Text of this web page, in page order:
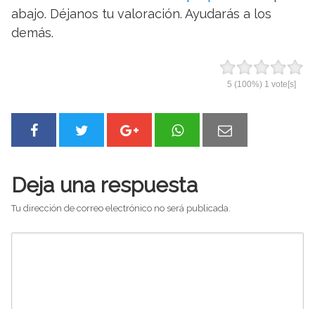
abajo. Déjanos tu valoración. Ayudarás a los
demás.
5 (100%) 1 vote[s]
Deja una respuesta
Tu dirección de correo electrónico no será publicada.